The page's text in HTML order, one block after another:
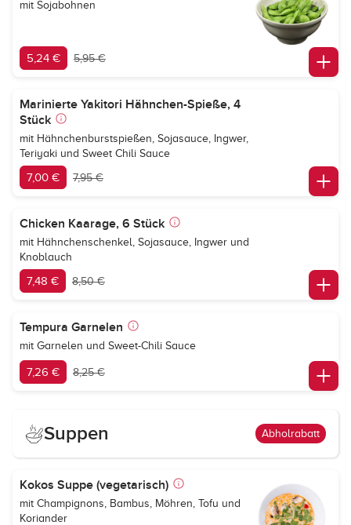
mit Sojabohnen
5,24 € 5,95 €
Marinierte Yakitori Hähnchen-Spieße, 4
Stück
mit Hähnchenburstspießen, Sojasauce, Ingwer,
Teriyaki und Sweet Chili Sauce
7,00 € 7,95 €
Chicken Kaarage, 6 Stück
mit Hähnchenschenkel, Sojasauce, Ingwer und
Knoblauch
7,48 € 8,50 €
Tempura Garnelen
mit Garnelen und Sweet-Chili Sauce
7,26 € 8,25 €
Suppen Abholrabatt
Kokos Suppe (vegetarisch)
mit Champignons, Bambus, Möhren, Tofu und
Koriander